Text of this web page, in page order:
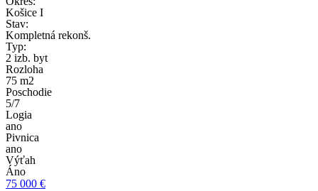
Košice I
Stav:
Kompletná rekonš.
Typ:
2 izb. byt
Rozloha
75 m2
Poschodie
5/7
Logia
ano
Pivnica
ano
Výťah
Áno
75 000 €